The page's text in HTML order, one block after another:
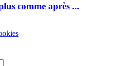
comme après ...